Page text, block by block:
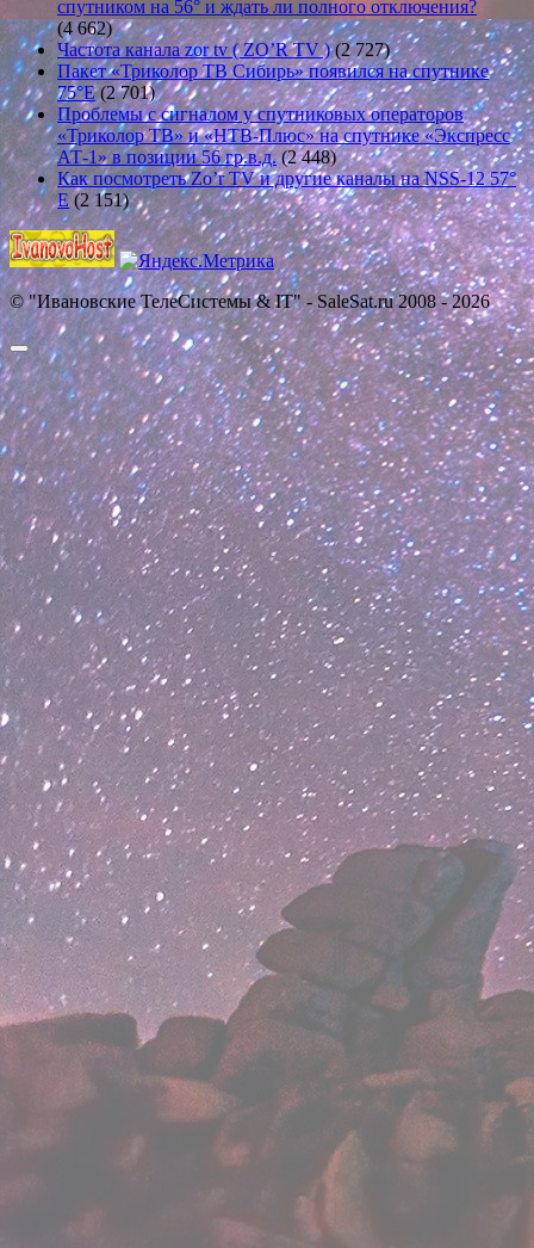
спутником на 56° и ждать ли полного отключения?
(4 662)
Частота канала zor tv ( ZO’R TV ) (2 727)
Пакет «Триколор ТВ Сибирь» появился на спутнике
75°E (2 701)
Проблемы с сигналом у спутниковых операторов
«Триколор ТВ» и «НТВ-Плюс» на спутнике «Экспресс
АТ-1» в позиции 56 гр.в.д. (2 448)
Как посмотреть Zo’r TV и другие каналы на NSS-12 57°
E (2 151)
© "Ивановские ТелеСистемы & IT" - SaleSat.ru 2008 - 2026
Прокрутить
вверх